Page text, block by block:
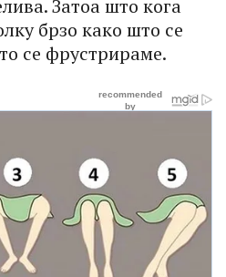
Затоа што кога
брзо како што се
се фрустрираме.